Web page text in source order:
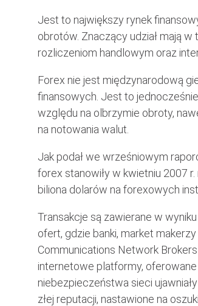
Jest to największy rynek
obrotów. Znaczący udział mają
rozliczeniom handlowym oraz
Forex nie jest międzynarodową
finansowych. Jest to
względu na olbrzymie obroty,
na notowania walut.
Jak podał we wrześniowym
forex stanowiły w kwietniu 2007
biliona dolarów na forexowych
Transakcje są zawierane w
ofert, gdzie banki, market
Communications Network
internetowe platformy,
niebezpieczeństwa sieci
złej reputacji, nastawione na